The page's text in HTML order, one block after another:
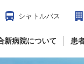
シャトルバス
新病院について 患